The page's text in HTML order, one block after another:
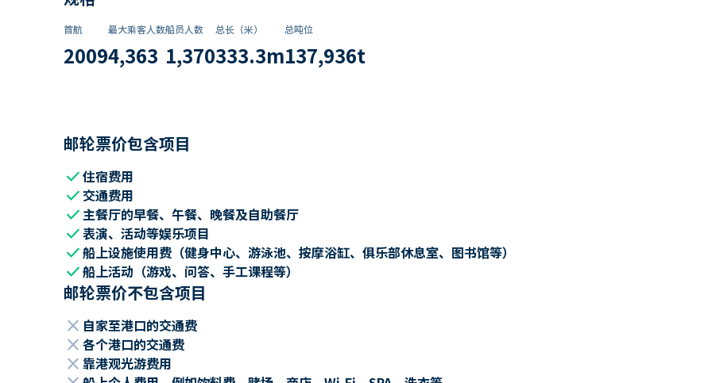
首航
2009
最大乘客人数
4,363
船员人数
1,370
总长（米）
333.3m
总吨位
137,936t
邮轮票价包含项目
check住宿费用
check 交通费用
check主餐厅的早餐、午餐、晚餐及自助餐厅
check表演、活动等娱乐项目
check船上设施使用费（健身中心、游泳池、按摩浴缸、俱乐部休息室、图书馆等）
check船上活动（游戏、问答、手工课程等）
邮轮票价不包含项目
close 自家至港口的交通费
close 各个港口的交通费
close 靠港观光游费用